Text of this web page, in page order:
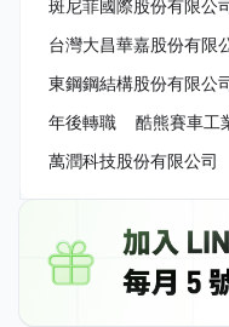
斑尼菲國際股份有限公
台灣大昌華嘉股份有限
東鋼鋼結構股份有限公
年後轉職
酷熊賽車工
萬潤科技股份有限公司